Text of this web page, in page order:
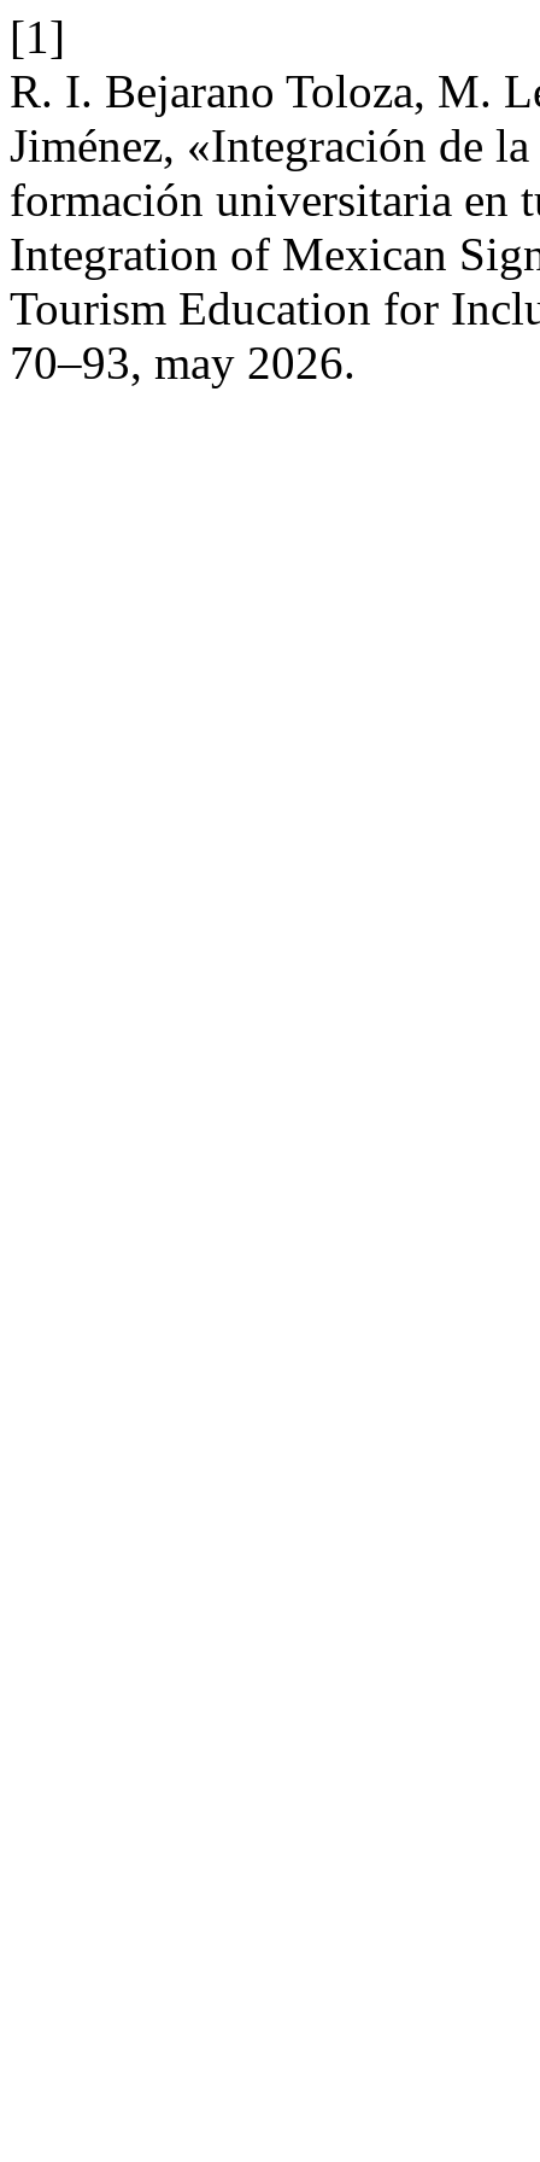
[1]
R. I. Bejarano Toloza, M.
Jiménez, «Integración de
formación universitaria en
Integration of Mexican
Tourism Education for
70–93, may 2026.